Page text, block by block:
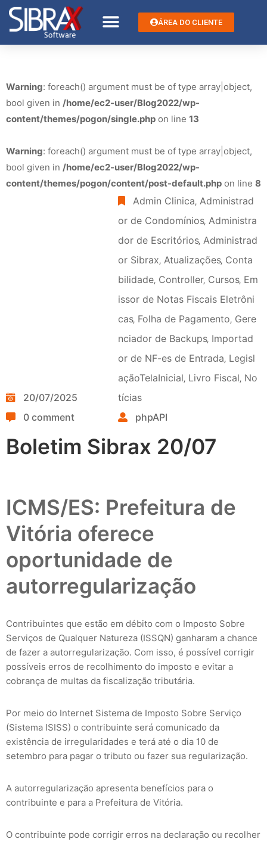
ÁREA DO CLIENTE
Warning: foreach() argument must be of type array|object,
bool given in /home/ec2-user/Blog2022/wp-
content/themes/pogon/single.php on line 13
Warning: foreach() argument must be of type array|object,
bool given in /home/ec2-user/Blog2022/wp-
content/themes/pogon/content/post-default.php on line 8
20/07/2025
Admin Clinica‚ Administrad
or de Condomínios‚ Administra
dor de Escritórios‚ Administrad
or Sibrax‚ Atualizações‚ Conta
bilidade‚ Controller‚ Cursos‚ Em
issor de Notas Fiscais Eletrôni
cas‚ Folha de Pagamento‚ Gere
nciador de Backups‚ Importad
or de NF-es de Entrada‚ Legisl
açãoTelaInicial‚ Livro Fiscal‚ No
tícias
0 comment
phpAPI
Boletim Sibrax 20/07
ICMS/ES: Prefeitura de
Vitória oferece
oportunidade de
autorregularização
Contribuintes que estão em débito com o Imposto Sobre
Serviços de Qualquer Natureza (ISSQN) ganharam a chance
de fazer a autorregularização. Com isso, é possível corrigir
possíveis erros de recolhimento do imposto e evitar a
cobrança de multas da fiscalização tributária.
Por meio do Internet Sistema de Imposto Sobre Serviço
(Sistema ISISS) o contribuinte será comunicado da
existência de irregularidades e terá até o dia 10 de
setembro para pagar o tributo ou fazer sua regularização.
A autorregularização apresenta benefícios para o
contribuinte e para a Prefeitura de Vitória.
O contribuinte pode corrigir erros na declaração ou recolher